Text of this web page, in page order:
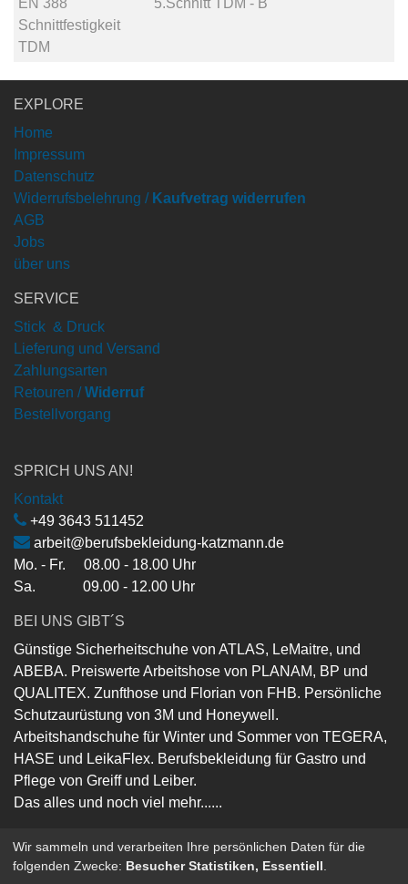
EN 388
Schnittfestigkeit
TDM
5.Schnitt TDM - B
EXPLORE
Home
Impressum
Datenschutz
Widerrufsbelehrung / Kaufvetrag widerrufen
AGB
Jobs
über uns
SERVICE
Stick & Druck
Lieferung und Versand
Zahlungsarten
Retouren / Widerruf
Bestellvorgang
SPRICH UNS AN!
Kontakt
+49 3643 511452
arbeit@berufsbekleidung-katzmann.de
Mo. - Fr. 08.00 - 18.00 Uhr
Sa. 09.00 - 12.00 Uhr
BEI UNS GIBT´S
Günstige Sicherheitschuhe von ATLAS, LeMaitre, und
ABEBA. Preiswerte Arbeitshose von PLANAM, BP und
QUALITEX. Zunfthose und Florian von FHB. Persönliche
Schutzaurüstung von 3M und Honeywell.
Arbeitshandschuhe für Winter und Sommer von TEGERA,
HASE und LeikaFlex. Berufsbekleidung für Gastro und
Pflege von Greiff und Leiber.
Das alles und noch viel mehr......
Copyright © Berufsbekleidung-Katzmann-GmbH
Wir sammeln und verarbeiten Ihre persönlichen Daten für die
folgenden Zwecke: Besucher Statistiken, Essentiell